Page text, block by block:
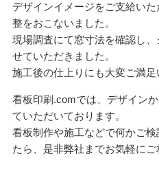
デザインイメージをご支給い
整をおこないました。
現場調査にて窓寸法を確認し
せていただきました。
施工後の仕上りにも大変ご満足
看板印刷.comでは、デザイン
ていただいております。
看板制作や施工などで何かご
たら、是非弊社までお気軽にご